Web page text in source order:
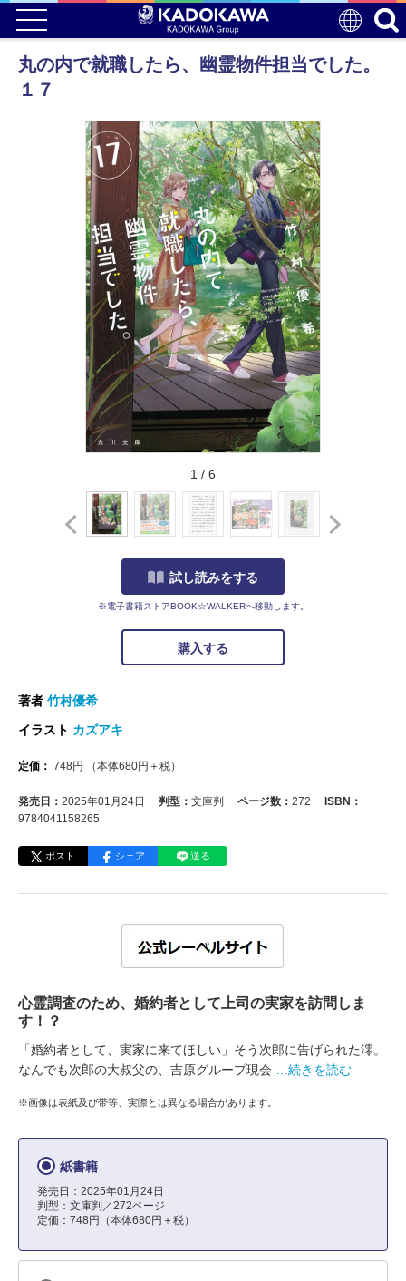
丸の内で就職したら、幽霊物件担当でした。
１７
1 / 6
試し読みをする
※電子書籍ストアBOOK☆WALKERへ移動します。
購入する
著者 竹村優希
イラスト カズアキ
定価： 748円 （本体680円＋税）
発売日： 2025年01月24日 判型： 文庫判 ページ数： 272
ISBN：
9784041158265
ポスト シェア 送る
心霊調査のため、婚約者として上司の実家を訪問しま
す！？
「婚約者として、実家に来てほしい」そう次郎に告げられた澪。
なんでも次郎の大叔父の、吉原グループ現会
…続きを読む
※画像は表紙及び帯等、実際とは異なる場合があります。
紙書籍
発売日：2025年01月24日
判型：文庫判／272ページ
定価：748円（本体680円＋税）